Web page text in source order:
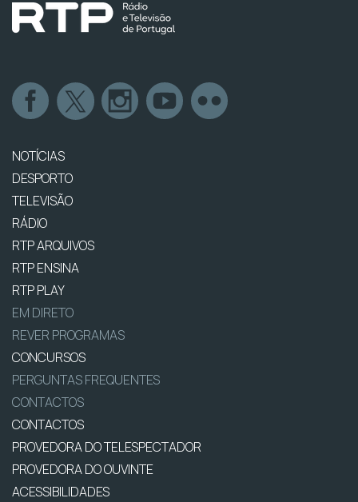
NOTÍCIAS
DESPORTO
TELEVISÃO
RÁDIO
RTP ARQUIVOS
RTP ENSINA
RTP PLAY
EM DIRETO
REVER PROGRAMAS
CONCURSOS
PERGUNTAS FREQUENTES
CONTACTOS
CONTACTOS
PROVEDORA DO TELESPECTADOR
PROVEDORA DO OUVINTE
ACESSIBILIDADES